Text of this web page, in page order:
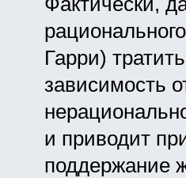
Гарри)
зависимость
и приводит
поддержание